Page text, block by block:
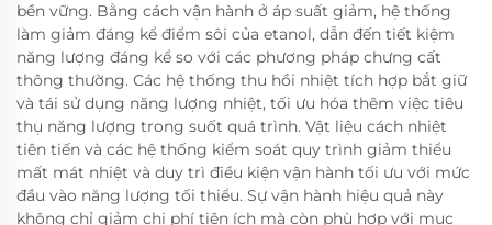
bền vững. Bằng cách vận hành ở áp suất giảm, hệ thống
làm giảm đáng kể điểm sôi của etanol, dẫn đến tiết kiệm
năng lượng đáng kể so với các phương pháp chưng cất
thông thường. Các hệ thống thu hồi nhiệt tích hợp bắt giữ
và tái sử dụng năng lượng nhiệt, tối ưu hóa thêm việc tiêu
thụ năng lượng trong suốt quá trình. Vật liệu cách nhiệt
tiên tiến và các hệ thống kiểm soát quy trình giảm thiểu
mất mát nhiệt và duy trì điều kiện vận hành tối ưu với mức
đầu vào năng lượng tối thiểu. Sự vận hành hiệu quả này
không chỉ giảm chi phí tiện ích mà còn phù hợp với mục